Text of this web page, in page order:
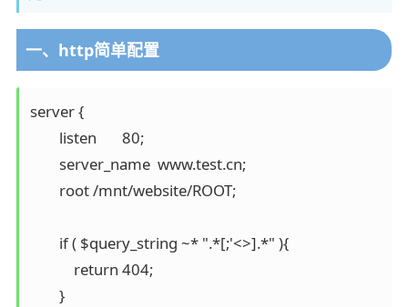
一、http简单配置
server {
        listen       80;
        server_name  www.test.cn;
        root /mnt/website/ROOT;
        if ( $query_string ~* ".*[;'<>].*" ){
            return 404;
        }